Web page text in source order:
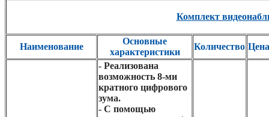
Комплект
Наименование
Основные
характеристики
Количество Цена
- Реализована
возможность 8-ми
кратного цифрового
зума.
- С помощью